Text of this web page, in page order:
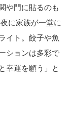
や門に貼るのも
に家族が一堂に
イト。餃子や魚
ションは多彩で
幸運を願う」と